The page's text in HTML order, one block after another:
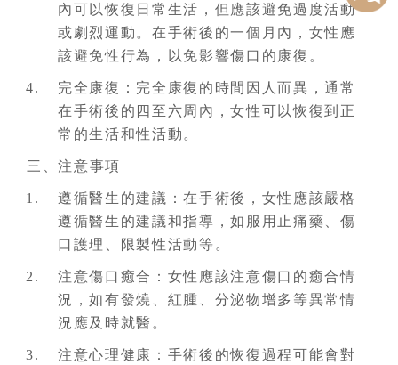
內可以恢復日常生活，但應該避免過度活動
或劇烈運動。在手術後的一個月內，女性應
該避免性行為，以免影響傷口的康復。
完全康復：完全康復的時間因人而異，通常
在手術後的四至六周內，女性可以恢復到正
常的生活和性活動。
三、注意事項
遵循醫生的建議：在手術後，女性應該嚴格
遵循醫生的建議和指導，如服用止痛藥、傷
口護理、限製性活動等。
注意傷口癒合：女性應該注意傷口的癒合情
況，如有發燒、紅腫、分泌物增多等異常情
況應及時就醫。
注意心理健康：手術後的恢復過程可能會對